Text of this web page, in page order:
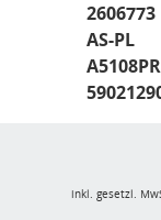
2606773
AS-PL
A5108PR
inkl. gesetzl.